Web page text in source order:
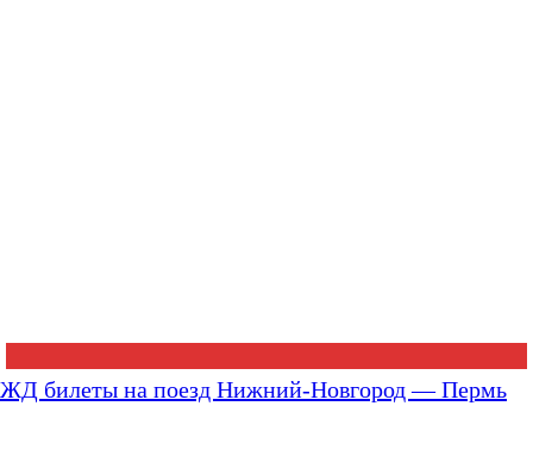
ЖД билеты на поезд Нижний-Новгород — Пермь